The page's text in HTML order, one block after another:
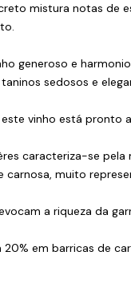
mistura notas de
generoso e
sedosos e
vinho está pronto
caracteriza-se
carnosa, muito
a riqueza da
20% em barricas de